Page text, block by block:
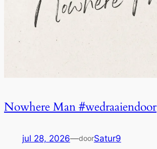
Nowhere Man #wedraaiendoor
jul 28, 2026—doorSatur9